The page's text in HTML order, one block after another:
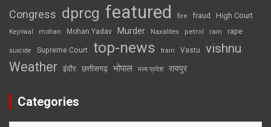
Congress dprcg featured fire fraud High Court
Kejriwal mohan Mohan Yadav Murder Naxalites petrol rain rape
suicide Supreme Court top-news train Vastu vishnu
Weather इंदौर छत्तीसगढ़ भोपाल मध्य प्रदेश रायपुर
Categories